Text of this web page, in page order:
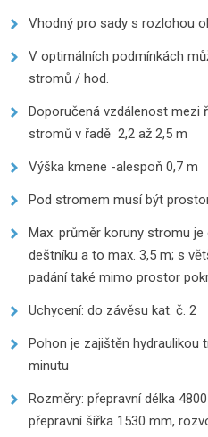
Vhodný pro sady s rozlohou
V optimálních podmínkách
stromů / hod.
Doporučená vzdálenost mezi
stromů v řadě 2,2 až 2,5 m
Výška kmene -alespoň 0,7 m
Pod stromem musí být
Max. průměr koruny stromu
deštníku a to max. 3,5 m; s
padání také mimo prostor
Uchycení: do závěsu kat. č. 2
Pohon je zajištěn hydraulikou
minutu
Rozměry: přepravní délka
přepravní šířka 1530 mm,